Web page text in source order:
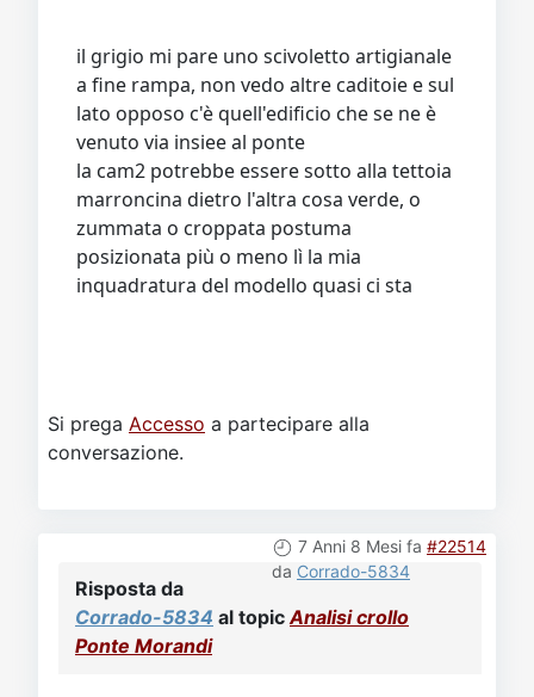
il grigio mi pare uno scivoletto artigianale
a fine rampa, non vedo altre caditoie e sul
lato opposo c'è quell'edificio che se ne è
venuto via insiee al ponte
la cam2 potrebbe essere sotto alla tettoia
marroncina dietro l'altra cosa verde, o
zummata o croppata postuma
posizionata più o meno lì la mia
inquadratura del modello quasi ci sta
Si prega Accesso a partecipare alla
conversazione.
7 Anni 8 Mesi fa #22514
da Corrado-5834
Risposta da
Corrado-5834 al topic Analisi crollo
Ponte Morandi